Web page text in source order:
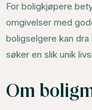
For boligkjøpere
omgivelser med
boligselgere kan
søker en slik unik
Om